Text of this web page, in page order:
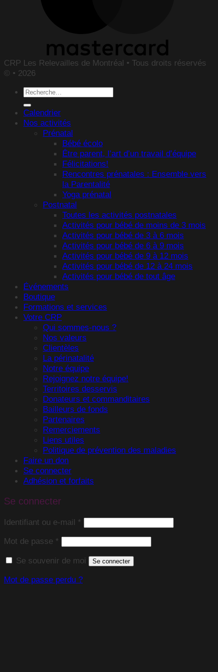
CRP Les Relevailles de Montréal • Tous droits réservés
© • 2026
Recherche
pour :
Calendrier
Nos activités
Prénatal
Bébé écolo
Être parent, l’art d’un travail d’équipe
Félicitations!
Rencontres prénatales : Ensemble vers
la Parentalité
Yoga prénatal
Postnatal
Toutes les activités postnatales
Activités pour bébé de moins de 3 mois
Activités pour bébé de 3 à 6 mois
Activités pour bébé de 6 à 9 mois
Activités pour bébé de 9 à 12 mois
Activités pour bébé de 12 à 24 mois
Activités pour bébé de tout âge
Événements
Boutique
Formations et services
Votre CRP
Qui sommes-nous ?
Nos valeurs
Clientèles
La périnatalité
Notre équipe
Rejoignez notre équipe!
Territoires desservis
Donateurs et commanditaires
Bailleurs de fonds
Partenaires
Remerciements
Liens utiles
Politique de prévention des maladies
Faire un don
Se connecter
Adhésion et forfaits
Se connecter
Identifiant ou e-mail * Obligatoire
Mot de passe *
Se souvenir de moi Se connecter
Mot de passe perdu ?